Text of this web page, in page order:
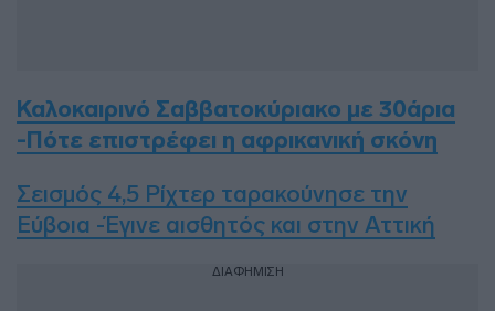
Καλοκαιρινό Σαββατοκύριακο με 30άρια
-Πότε επιστρέφει η αφρικανική σκόνη
Σεισμός 4,5 Ρίχτερ ταρακούνησε την
Εύβοια -Έγινε αισθητός και στην Αττική
ΔΙΑΦΗΜΙΣΗ